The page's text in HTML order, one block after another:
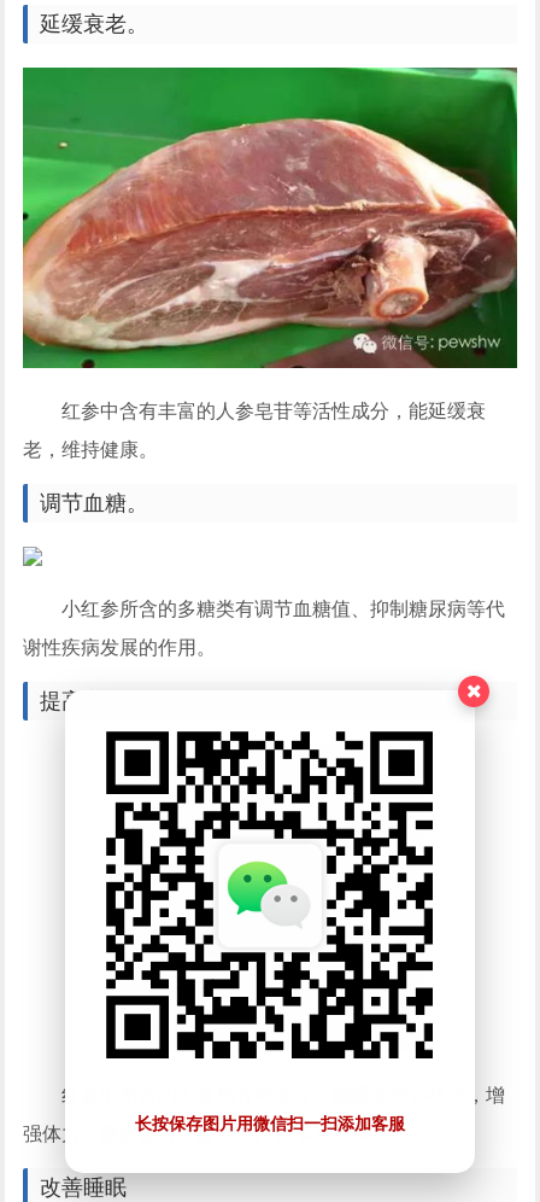
长按保存图片用微信扫一扫添加客服
延缓衰老。
红参中含有丰富的人参皂苷等活性成分，能延缓衰
老，维持健康。
调节血糖。
小红参所含的多糖类有调节血糖值、抑制糖尿病等代
谢性疾病发展的作用。
提高心理素质
红参中所含的人参皂苷等成分，能提高精神状态，增
强体力，缓解疲劳，提高工作和学习效率。
改善睡眠